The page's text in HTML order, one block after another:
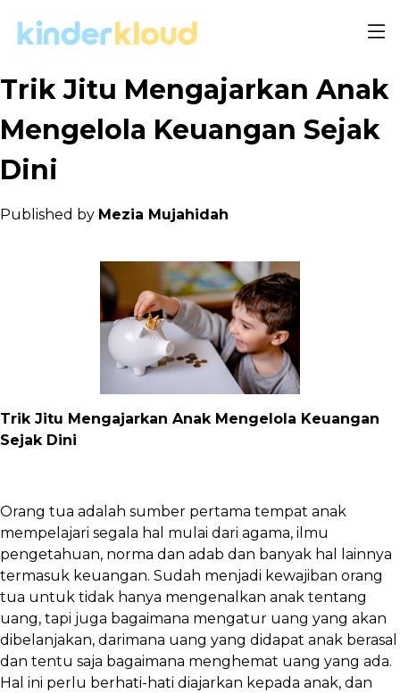
Trik Jitu Mengajarkan Anak
Mengelola Keuangan Sejak
Dini
Published by Mezia Mujahidah
Trik Jitu Mengajarkan Anak Mengelola Keuangan
Sejak Dini
Orang tua adalah sumber pertama tempat anak
mempelajari segala hal mulai dari agama, ilmu
pengetahuan, norma dan adab dan banyak hal lainnya
termasuk keuangan. Sudah menjadi kewajiban orang
tua untuk tidak hanya mengenalkan anak tentang
uang, tapi juga bagaimana mengatur uang yang akan
dibelanjakan, darimana uang yang didapat anak berasal
dan tentu saja bagaimana menghemat uang yang ada.
Hal ini perlu berhati-hati diajarkan kepada anak, dan